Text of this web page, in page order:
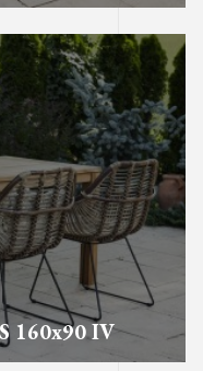
160x90 IV